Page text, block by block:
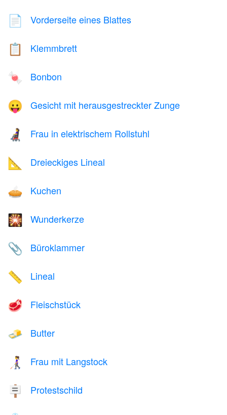
📄 Vorderseite eines Blattes
📋 Klemmbrett
🍬 Bonbon
😛 Gesicht mit herausgestreckter Zunge
👩‍🦼 Frau in elektrischem Rollstuhl
📐 Dreieckiges Lineal
🥧 Kuchen
🎇 Wunderkerze
📎 Büroklammer
📏 Lineal
🥩 Fleischstück
🧈 Butter
👩‍🦯 Frau mit Langstock
🪧 Protestschild